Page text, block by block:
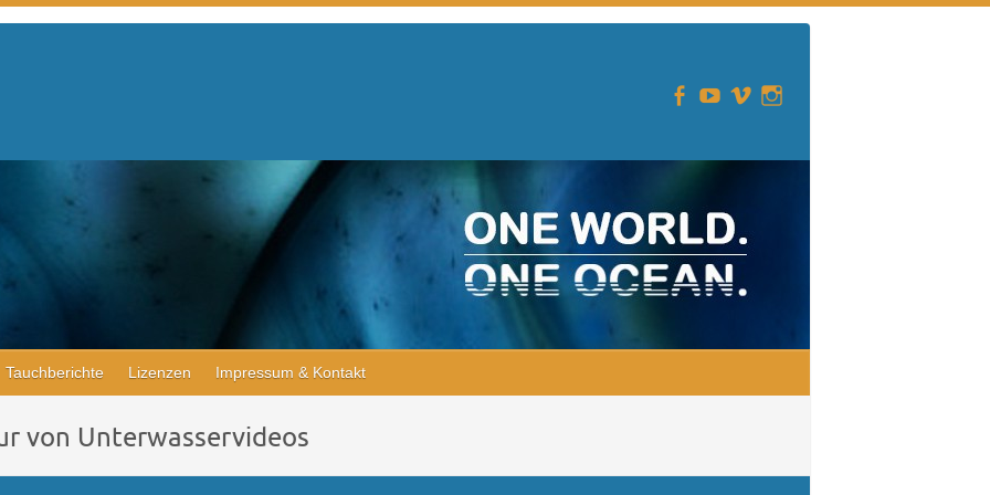
Tauchberichte Lizenzen Impressum & Kontakt
von Unterwasservideos